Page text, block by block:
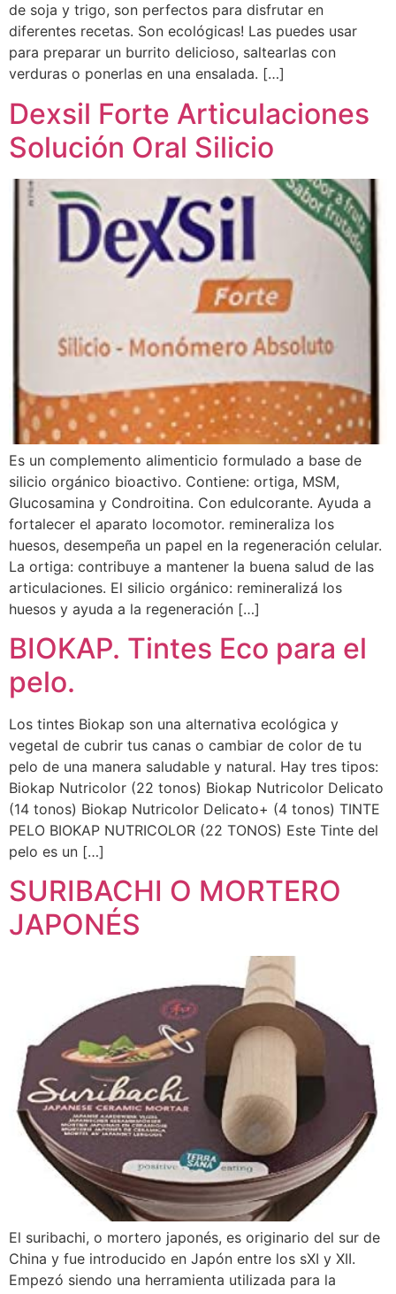
de soja y trigo, son perfectos para disfrutar en
diferentes recetas. Son ecológicas! Las puedes usar
para preparar un burrito delicioso, saltearlas con
verduras o ponerlas en una ensalada. […]
Dexsil Forte Articulaciones
Solución Oral Silicio
Es un complemento alimenticio formulado a base de
silicio orgánico bioactivo. Contiene: ortiga, MSM,
Glucosamina y Condroitina. Con edulcorante. Ayuda a
fortalecer el aparato locomotor. remineraliza los
huesos, desempeña un papel en la regeneración celular.
La ortiga: contribuye a mantener la buena salud de las
articulaciones. El silicio orgánico: remineralizá los
huesos y ayuda a la regeneración […]
BIOKAP. Tintes Eco para el
pelo.
Los tintes Biokap son una alternativa ecológica y
vegetal de cubrir tus canas o cambiar de color de tu
pelo de una manera saludable y natural. Hay tres tipos:
Biokap Nutricolor (22 tonos) Biokap Nutricolor Delicato
(14 tonos) Biokap Nutricolor Delicato+ (4 tonos) TINTE
PELO BIOKAP NUTRICOLOR (22 TONOS) Este Tinte del
pelo es un […]
SURIBACHI O MORTERO
JAPONÉS
El suribachi, o mortero japonés, es originario del sur de
China y fue introducido en Japón entre los sXI y XII.
Empezó siendo una herramienta utilizada para la